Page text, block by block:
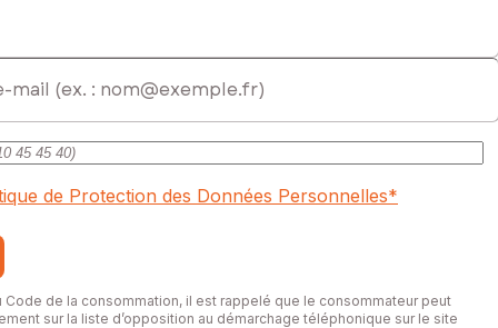
de Protection des Données Personnelles*
Code de la consommation, il est rappelé que le consommateur peut
sur la liste d’opposition au démarchage téléphonique sur le site